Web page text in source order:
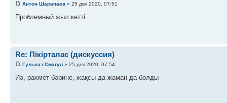
Антон Шарапаев » 25 дек 2020, 07:51
Проблемный жыл кетті
Re: Пікірталас (дискуссия)
Гульназ Смагул » 25 дек 2020, 07:54
Иә, рахмет бәрине, жақсы да жаман да болды